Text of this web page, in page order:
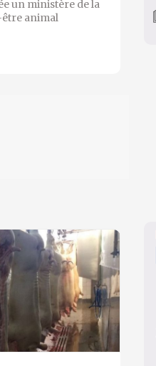
un ministère de la
animal